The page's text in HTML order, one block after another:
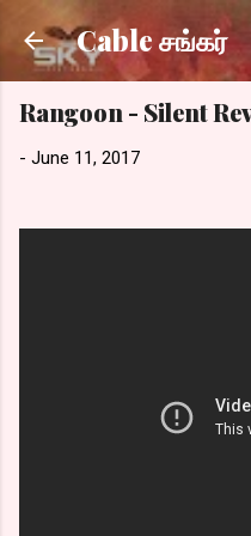
Skip to
Cable சங்கர்
Rangoon - Silent
- June 11, 2017